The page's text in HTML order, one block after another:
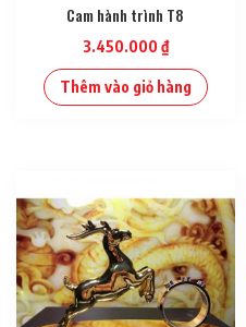
Cam hành trình T8
3.450.000 ₫
Thêm vào giỏ hàng